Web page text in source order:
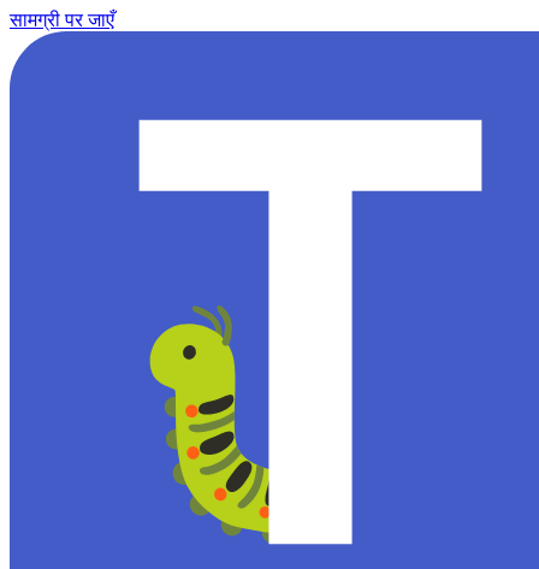
सामग्री पर जाएँ